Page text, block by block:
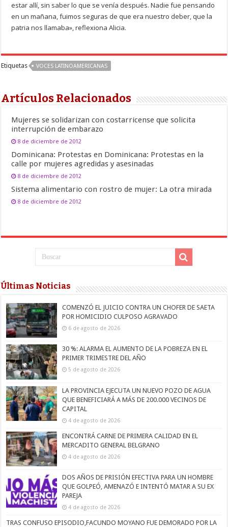
estar allí, sin saber lo que se venía después. Nadie fue pensando
en un mañana, fuimos seguras de que era nuestro deber, que la
patria nos llamaba», reflexiona Alicia.
Etiquetas VOCES LATINOAMERICANAS
Artículos Relacionados
Mujeres se solidarizan con costarricense que solicita
interrupción de embarazo
8 de diciembre de 2012
Dominicana: Protestas en Dominicana: Protestas en la
calle por mujeres agredidas y asesinadas
8 de diciembre de 2012
Sistema alimentario con rostro de mujer: La otra mirada
8 de diciembre de 2012
Últimas Noticias
COMENZÓ EL JUICIO CONTRA UN CHOFER DE SAETA
POR HOMICIDIO CULPOSO AGRAVADO
6 de agosto de 2026
30 %: ALARMA EL AUMENTO DE LA POBREZA EN EL
PRIMER TRIMESTRE DEL AÑO
5 de agosto de 2026
LA PROVINCIA EJECUTA UN NUEVO POZO DE AGUA
QUE BENEFICIARÁ A MÁS DE 200.000 VECINOS DE
CAPITAL
4 de agosto de 2026
ENCONTRÁ CARNE DE PRIMERA CALIDAD EN EL
MERCADITO GENERAL BELGRANO
4 de agosto de 2026
DOS AÑOS DE PRISIÓN EFECTIVA PARA UN HOMBRE
QUE GOLPEÓ, AMENAZÓ E INTENTÓ MATAR A SU EX
PAREJA
4 de agosto de 2026
TRAS CONFUSO EPISODIO,FACUNDO MOYANO FUE DEMORADO POR LA